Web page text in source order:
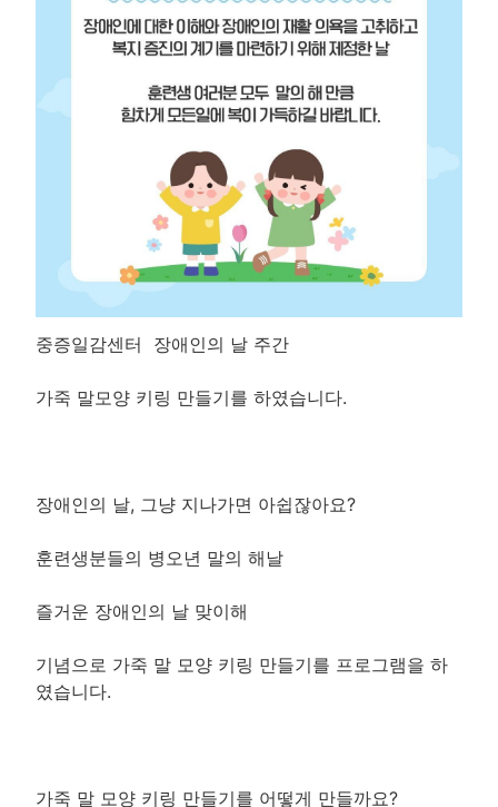
중증일감센터 장애인의 날 주간
가죽 말모양 키링 만들기를 하였습니다.
장애인의 날, 그냥 지나가면 아쉽잖아요?
훈련생분들의 병오년 말의 해날
즐거운 장애인의 날 맞이해
기념으로 가죽 말 모양 키링 만들기를 프로그램을 하
였습니다.
가죽 말 모양 키링 만들기를 어떻게 만들까요?